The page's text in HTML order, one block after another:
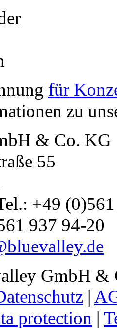
für
zu
& Co. KG
55
+49
937 94-20
GmbH &
|
protection |